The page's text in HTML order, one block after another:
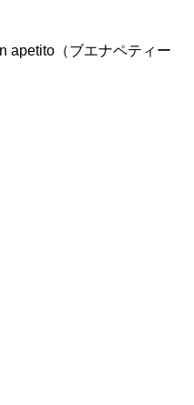
apetito（ブエナペティー